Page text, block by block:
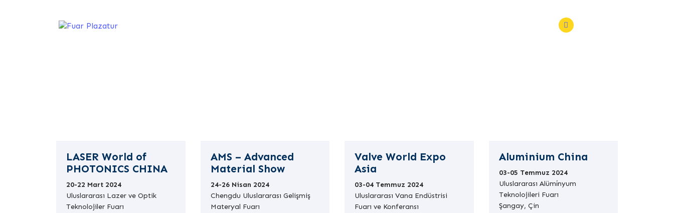
LASER World of
PHOTONICS CHINA
20-22 Mart 2024
Uluslararası Lazer ve Optik
Teknolojiler Fuarı
AMS – Advanced
Material Show
24-26 Nisan 2024
Chengdu Uluslararası Gelişmiş
Materyal Fuarı
Valve World Expo
Asia
03-04 Temmuz 2024
Uluslararası Vana Endüstrisi
Fuarı ve Konferansı
Aluminium China
03-05 Temmuz 2024
Uluslararası Alümi̇nyum
Teknolojileri Fuarı
Şangay, Çin